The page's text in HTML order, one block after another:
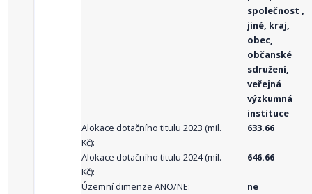
společnost ,
jiné, kraj,
obec,
občanské
sdružení,
veřejná
výzkumná
instituce
Alokace dotačního titulu 2023 (mil.
Kč):
633.66
Alokace dotačního titulu 2024 (mil.
Kč):
646.66
Územní dimenze ANO/NE:
ne